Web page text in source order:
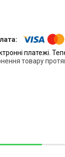
платежі.
товару